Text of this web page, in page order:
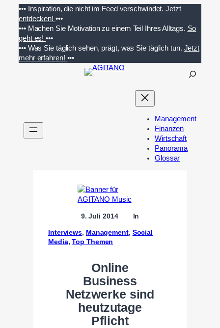
Inhalt
springen
••• Inspiration, die nicht im Feed verschwindet. Jetzt
entdecken! •••
••• Machen Sie Motivation zu einem Teil Ihres Alltags. So
geht es!•••
••• Was Sie täglich sehen, prägt, was Sie täglich tun. Jetzt
mehr erfahren! •••
n
Management
Finanzen
Wirtschaft
Panorama
Glossar
9. Juli 2014 In
Interviews, Management, Social
Media, Top Themen
Online
Business
Netzwerke sind
heutzutage
Pflicht